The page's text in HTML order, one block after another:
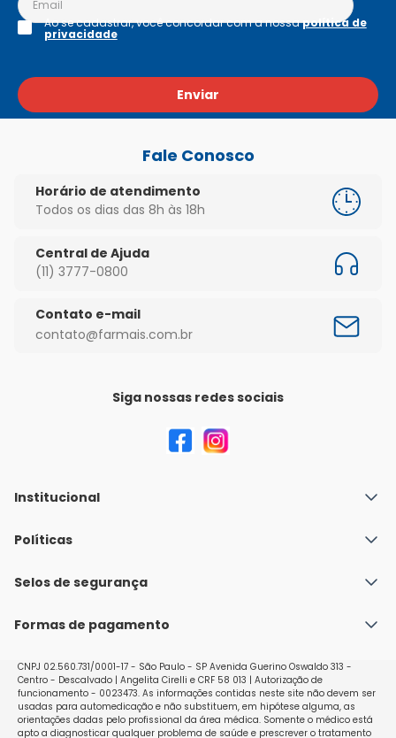
Enviar
Ao se cadastrar, você concordar com a nossapolítica de
privacidade
Fale Conosco
Horário de atendimento
Todos os dias das 8h às 18h
Central de Ajuda
(11) 3777-0800
Contato e-mail
contato@farmais.com.br
Siga nossas redes sociais
Institucional
Quem Somos
Nossas lojas
Políticas
Política de Envio
Políticas de Trocas e Devoluções
Selos de segurança
Formas de pagamento
CNPJ 02.560.731/0001-17 - São Paulo - SP Avenida Guerino Oswaldo 313 -
Centro - Descalvado | Angelita Cirelli e CRF 58 013 | Autorização de
funcionamento - 0023473. As informações contidas neste site não devem ser
usadas para automedicação e não substituem, em hipótese alguma, as
orientações dadas pelo profissional da área médica. Somente o médico está
apto a diagnosticar qualquer problema de saúde e prescrever o tratamento